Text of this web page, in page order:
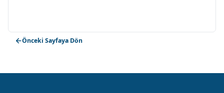
Önceki Sayfaya Dön